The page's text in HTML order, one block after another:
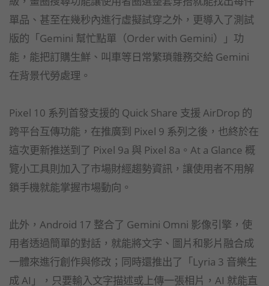
單品、甚至在幾秒內進行虛擬試穿之外，更導入了測試
版的「Gemini 幫忙點單（Order with Gemini）」功
能，能把訂購生鮮、叫車等日常繁瑣雜務交給 Gemini
在背景代勞處理。
Pixel 10 系列首發支援的 Quick Share 支援 AirDrop 的
跨平台互傳功能，在推廣到 Pixel 9 系列之後，也終於在
這次更新推送到了 Pixel 9a 與 Pixel 8a。At a Glance 概
覽小工具則加入了市場財經趨勢資訊，讓使用者不用解
鎖手機就能掌握市場動向。
此外，Android 17 整合了 Gemini Omni 影像引擎，使
用者透過簡單的對話，就能將文字、圖片和影片融合成
一體來進行創作與修改；同時還推出了「Lyria 3 音樂生
成 AI」，只要輸入文字描述或上傳一張相片，AI 就能直